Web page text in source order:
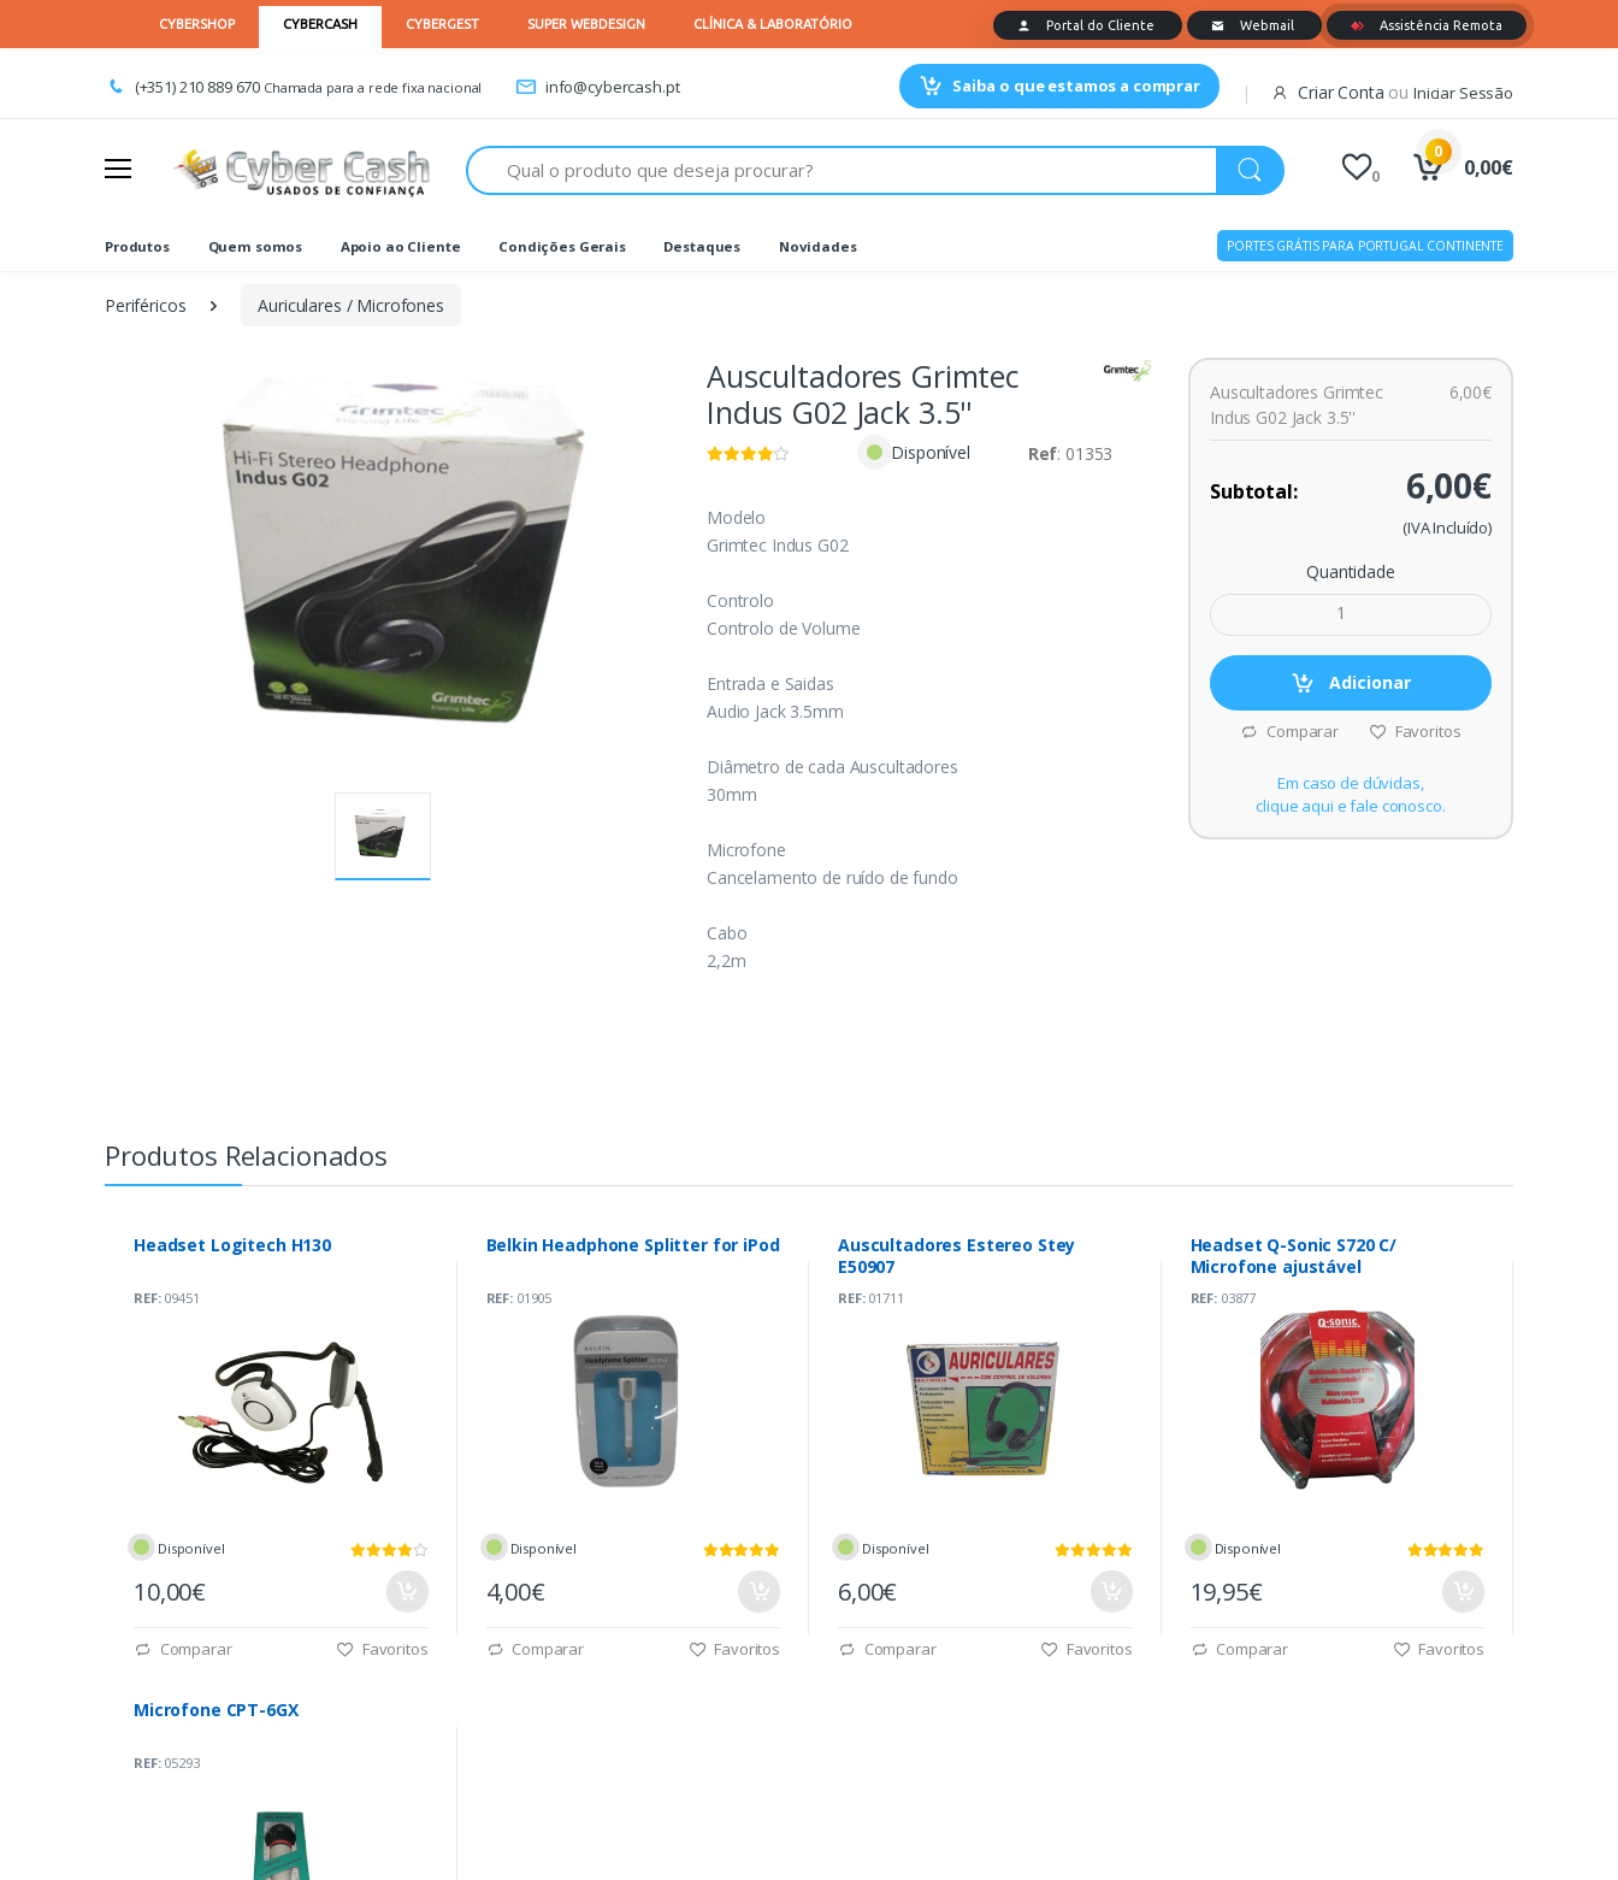
(+351) 210 889 670 Chamada para a rede fixa nacional info@cybercash.pt Saiba o que estamos a comprar Criar Conta ouIniciar Sessão
Procurar
0
0
0,00€
Produtos Quem somos Apoio ao Cliente Condições Gerais Destaques Novidades PORTES GRÁTIS PARA PORTUGAL CONTINENTE
Periféricos Auriculares / Microfones
Auscultadores Grimtec
Indus G02 Jack 3.5''
Disponível Ref: 01353
Modelo
Grimtec Indus G02
Controlo
Controlo de Volume
Entrada e Saidas
Audio Jack 3.5mm
Diâmetro de cada Auscultadores
30mm
Microfone
Cancelamento de ruído de fundo
Cabo
2,2m
Auscultadores Grimtec
Indus G02 Jack 3.5''
6,00€
Subtotal: 6,00€
(IVA Incluído)
Quantidade
Adicionar
Comparar Favoritos
Em caso de dúvidas,
clique aqui e fale conosco.
Produtos Relacionados
Headset Logitech H130
REF:09451
Disponível
10,00€
Comparar Favoritos
Belkin Headphone Splitter for iPod
REF:01905
Disponível
4,00€
Comparar Favoritos
Auscultadores Estereo Stey
E50907
REF:01711
Disponível
6,00€
Comparar Favoritos
Headset Q-Sonic S720 C/
Microfone ajustável
REF:03877
Disponível
19,95€
Comparar Favoritos
Microfone CPT-6GX
REF:05293